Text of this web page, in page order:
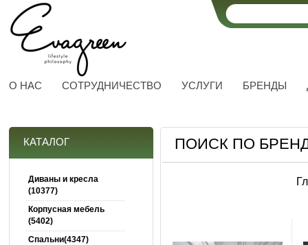
О НАС СОТРУДНИЧЕСТВО УСЛУГИ БРЕНДЫ
КАТАЛОГ
Диваны и кресла
(10377)
Корпусная мебель
(5402)
Спальни(4347)
ПОИСК ПО